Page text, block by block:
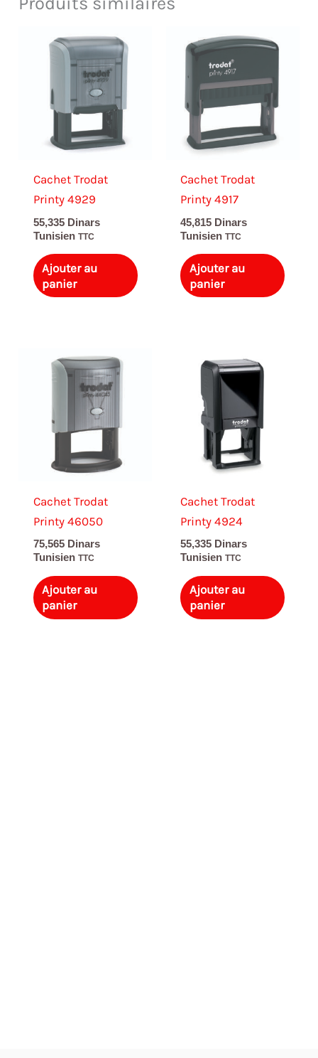
Cachet Trodat
Printy 4929
55,335 Dinars
Tunisien TTC
Ajouter au
panier
Cachet Trodat
Printy 4917
45,815 Dinars
Tunisien TTC
Ajouter au
panier
Cachet Trodat
Printy 46050
75,565 Dinars
Tunisien TTC
Ajouter au
panier
Cachet Trodat
Printy 4924
55,335 Dinars
Tunisien TTC
Ajouter au
panier